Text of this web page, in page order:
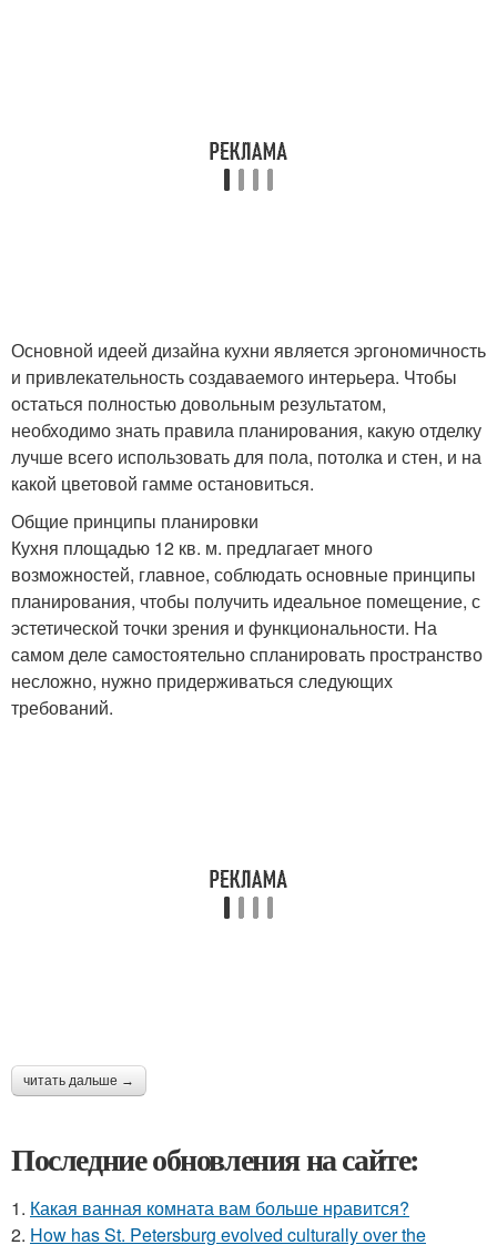
Основной идеей дизайна кухни является эргономичность
и привлекательность создаваемого интерьера. Чтобы
остаться полностью довольным результатом,
необходимо знать правила планирования, какую отделку
лучше всего использовать для пола, потолка и стен, и на
какой цветовой гамме остановиться.
Общие принципы планировки
Кухня площадью 12 кв. м. предлагает много
возможностей, главное, соблюдать основные принципы
планирования, чтобы получить идеальное помещение, с
эстетической точки зрения и функциональности. На
самом деле самостоятельно спланировать пространство
несложно, нужно придерживаться следующих
требований.
читать дальше →
Последние обновления на сайте:
1. Какая ванная комната вам больше нравится?
2. How has St. Petersburg evolved culturally over the